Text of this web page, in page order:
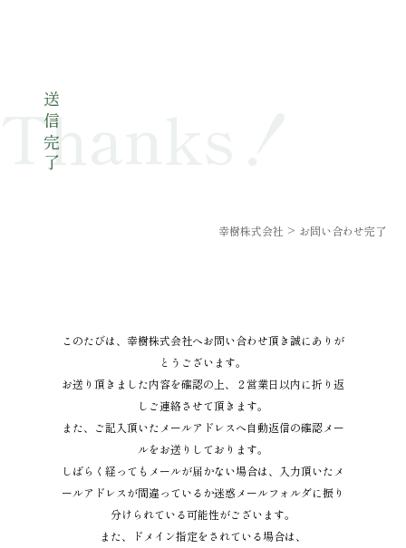
送信完了
Thanks！
幸樹株式会社 > お問い合わせ完了
このたびは、幸樹株式会社へお問い合わせ頂き誠にありが
とうございます。
お送り頂きました内容を確認の上、２営業日以内に折り返
しご連絡させて頂きます。
また、ご記入頂いたメールアドレスへ自動返信の確認メー
ルをお送りしております。
しばらく経ってもメールが届かない場合は、入力頂いたメ
ールアドレスが間違っているか迷惑メールフォルダに振り
分けられている可能性がございます。
また、ドメイン指定をされている場合は、